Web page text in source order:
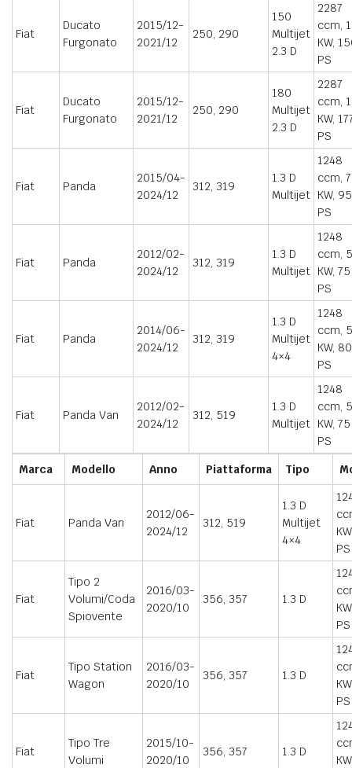
Fiat
Ducato
Furgonato
2015/12-
2021/12
250, 290
150
Multijet
2.3 D
2287
ccm,
KW,
PS
Fiat
Ducato
Furgonato
2015/12-
2021/12
250, 290
180
Multijet
2.3 D
2287
ccm,
KW,
PS
Fiat Panda
2015/04-
2024/12
312, 319
1.3 D
Multijet
1248
ccm,
KW, 95
PS
Fiat Panda
2012/02-
2024/12
312, 319
1.3 D
Multijet
1248
ccm,
KW, 75
PS
Fiat Panda
2014/06-
2024/12
312, 319
1.3 D
Multijet
4×4
1248
ccm,
KW, 80
PS
Fiat Panda Van
2012/02-
2024/12
312, 519
1.3 D
Multijet
1248
ccm,
KW, 75
PS
Marca
Modello Anno Piattaforma Tipo
Fiat Panda Van
2012/06-
2024/12
312, 519
1.3 D
Multijet
4×4
PS
Fiat
Tipo 2
Volumi/Coda
Spiovente
2016/03-
2020/10
356, 357 1.3 D
PS
Fiat
Tipo Station
Wagon
2016/03-
2020/10
356, 357 1.3 D
PS
Fiat
Tipo Tre
Volumi
2015/10-
2020/10
356, 357 1.3 D